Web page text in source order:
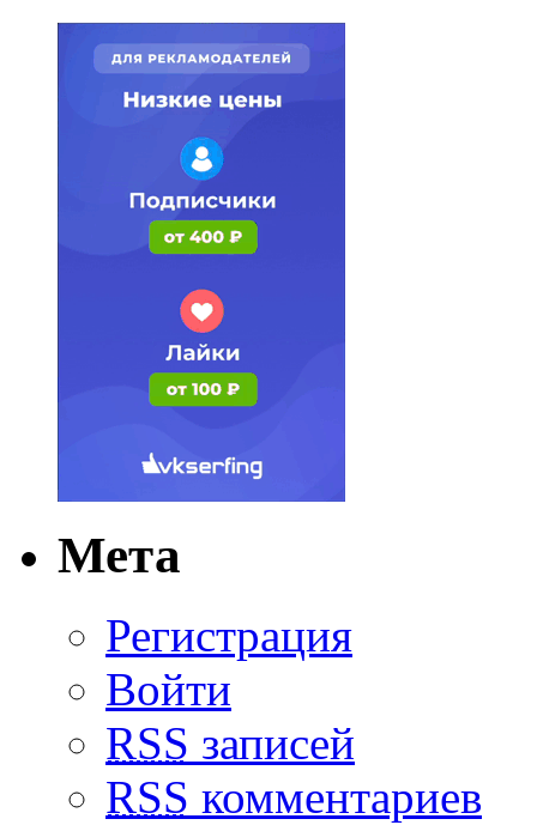
Мета
Регистрация
Войти
RSS записей
RSS комментариев